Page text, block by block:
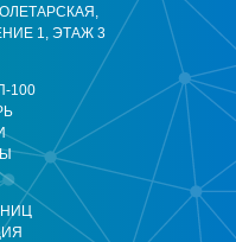
100
1, ЭТАЖ 3